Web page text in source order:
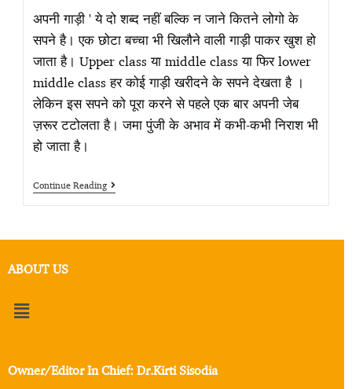
अपनी गाड़ी ' ये दो शब्द नहीं बल्कि न जाने कितने लोगो के
सपने है। एक छोटा बच्चा भी खिलौने वाली गाड़ी पाकर खुश हो
जाता है। Upper class या middle class या फिर lower
middle class हर कोई गाड़ी खरीदने के सपने देखता है ।
लेकिन इस सपने को पूरा करने से पहले एक बार अपनी जेब
ज़रूर टटोलता है। जमा पुंजी के अभाव में कभी-कभी निराश भी
हो जाता है।
Continue Reading
ABOUT US
Owner/Editor In Chief: Dr.Kirti Sisodia